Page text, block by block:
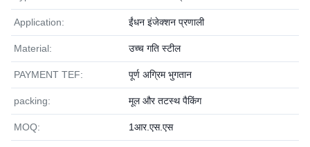
Application: ईंधन इंजेक्शन प्रणाली
Material: उच्च गति स्टील
PAYMENT TEF: पूर्ण अग्रिम भुगतान
packing: मूल और तटस्थ पैकिंग
MOQ: 1आर.एस.एस